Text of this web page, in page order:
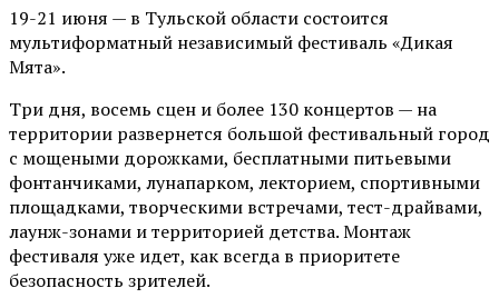
19-21 июня — в Тульской области состоится
мультиформатный независимый фестиваль «Дикая
Мята».
Три дня, восемь сцен и более 130 концертов — на
территории развернется большой фестивальный город
с мощеными дорожками, бесплатными питьевыми
фонтанчиками, лунапарком, лекторием, спортивными
площадками, творческими встречами, тест-драйвами,
лаунж-зонами и территорией детства. Монтаж
фестиваля уже идет, как всегда в приоритете
безопасность зрителей.